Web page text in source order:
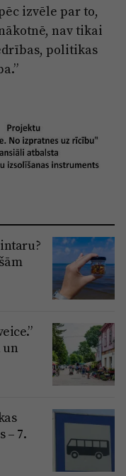
izvēle par to,
nav tikai
politikas
un
– 7.